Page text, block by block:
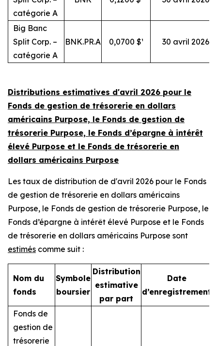
catégorie A
Big Banc
Split Corp. –
catégorie A
BNK.PR.A 0,0700 $¹ 30 avril 2026
Distributions estimatives d'avril 2026 pour le
Fonds de gestion de trésorerie en dollars
américains Purpose, le Fonds de gestion de
trésorerie Purpose, le Fonds d’épargne à intérêt
élevé Purpose et le Fonds de trésorerie en
dollars américains Purpose
Les taux de distribution de d'avril 2026 pour le Fonds
de gestion de trésorerie en dollars américains
Purpose, le Fonds de gestion de trésorerie Purpose, le
Fonds d’épargne à intérêt élevé Purpose et le Fonds
de trésorerie en dollars américains Purpose sont
estimés comme suit :
Nom du
fonds
Symbole
boursier
Distribution
estimative
par part
Date
d’enregistrement
Fonds de
gestion de
trésorerie